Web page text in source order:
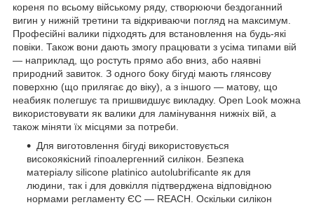
кореня по всьому війському ряду, створюючи бездоганний
вигин у нижній третини та відкриваючи погляд на максимум.
Професійні валики підходять для встановлення на будь-які
повіки. Також вони дають змогу працювати з усіма типами вій
— наприклад, що ростуть прямо або вниз, або наявні
природний завиток. З одного боку бігуді мають глянсову
поверхню (що прилягає до віку), а з іншого — матову, що
неабияк полегшує та пришвидшує викладку. Open Look можна
використовувати як валики для ламінування нижніх вій, а
також міняти їх місцями за потреби.
Для виготовлення бігуді використовується
високоякісний гіпоалергенний силікон. Безпека
матеріалу silicone platinico autolubrificante як для
людини, так і для довкілля підтверджена відповідною
нормами регламенту ЄС — REACH. Оскільки силікон